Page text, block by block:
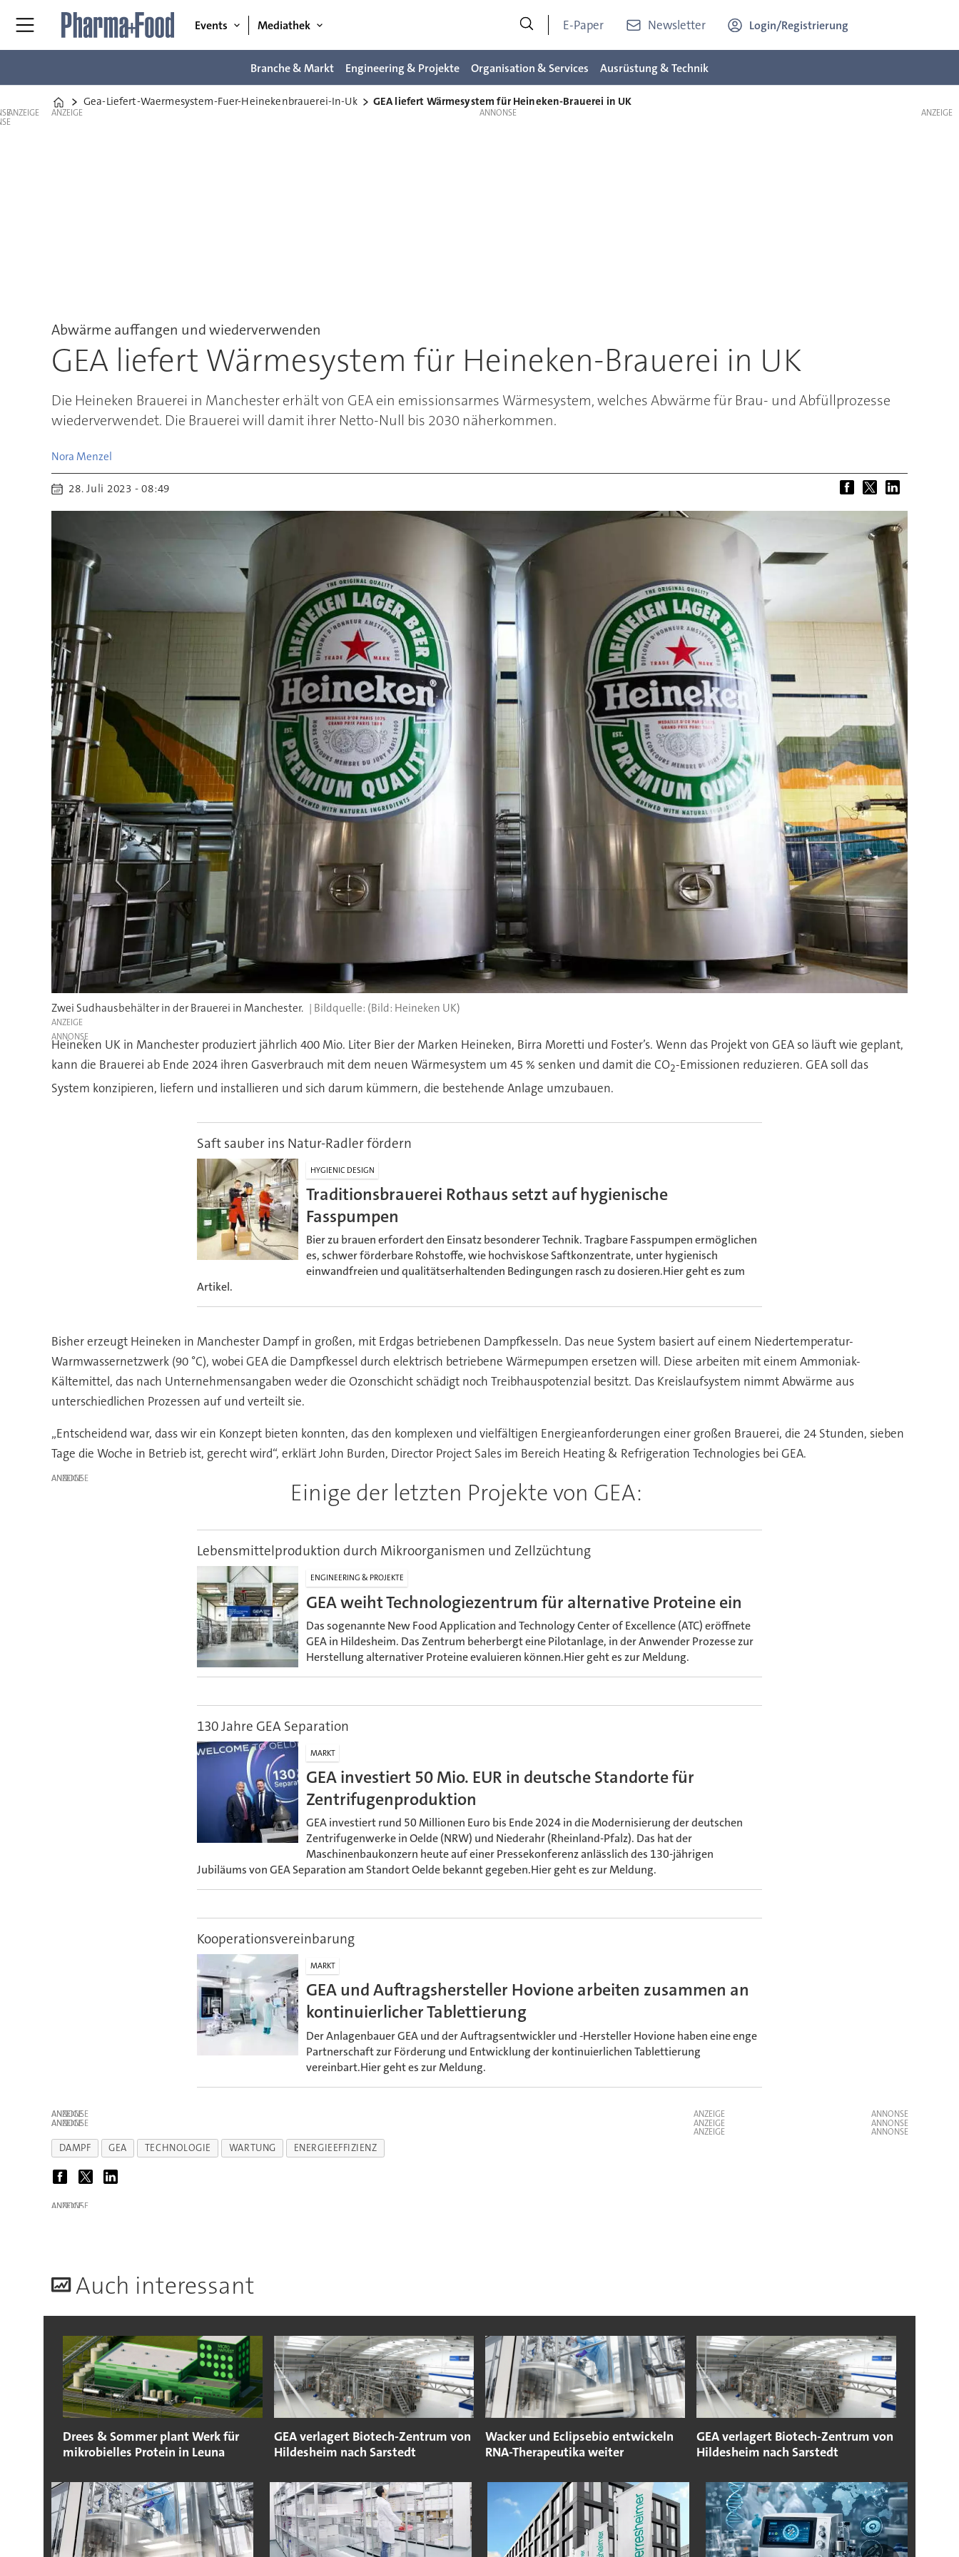
Events Mediathek E-Paper Newsletter Login/Registrierung
Branche & Markt Engineering & Projekte Organisation & Services Ausrüstung & Technik
Home
Gea-Liefert-Waermesystem-Fuer-Heinekenbrauerei-In-Uk GEA liefert Wärmesystem für Heineken-Brauerei in UK
ANZEIGE ANZEIGE
Abwärme auffangen und wiederverwenden
GEA liefert Wärmesystem für Heineken-Brauerei in UK
Die Heineken Brauerei in Manchester erhält von GEA ein emissionsarmes Wärmesystem, welches Abwärme für Brau- und Abfüllprozesse
wiederverwendet. Die Brauerei will damit ihrer Netto-Null bis 2030 näherkommen.
Nora Menzel
28. Juli 2023 - 08:49
Zwei Sudhausbehälter in der Brauerei in Manchester. (Bild: Heineken UK)
ANZEIGE
Heineken UK in Manchester produziert jährlich 400 Mio. Liter Bier der Marken Heineken, Birra Moretti und Foster’s. Wenn das Projekt von GEA so läuft wie geplant,
kann die Brauerei ab Ende 2024 ihren Gasverbrauch mit dem neuen Wärmesystem um 45 % senken und damit die CO2-Emissionen reduzieren. GEA soll das
System konzipieren, liefern und installieren und sich darum kümmern, die bestehende Anlage umzubauen.
Saft sauber ins Natur-Radler fördern
HYGIENIC DESIGN
Traditionsbrauerei Rothaus setzt auf hygienische
Fasspumpen
Bier zu brauen erfordert den Einsatz besonderer Technik. Tragbare Fasspumpen ermöglichen
es, schwer förderbare Rohstoffe, wie hochviskose Saftkonzentrate, unter hygienisch
einwandfreien und qualitätserhaltenden Bedingungen rasch zu dosieren.Hier geht es zum
Artikel.
Bisher erzeugt Heineken in Manchester Dampf in großen, mit Erdgas betriebenen Dampfkesseln. Das neue System basiert auf einem Niedertemperatur-
Warmwassernetzwerk (90 °C), wobei GEA die Dampfkessel durch elektrisch betriebene Wärmepumpen ersetzen will. Diese arbeiten mit einem Ammoniak-
Kältemittel, das nach Unternehmensangaben weder die Ozonschicht schädigt noch Treibhauspotenzial besitzt. Das Kreislaufsystem nimmt Abwärme aus
unterschiedlichen Prozessen auf und verteilt sie.
„Entscheidend war, dass wir ein Konzept bieten konnten, das den komplexen und vielfältigen Energieanforderungen einer großen Brauerei, die 24 Stunden, sieben
Tage die Woche in Betrieb ist, gerecht wird“, erklärt John Burden, Director Project Sales im Bereich Heating & Refrigeration Technologies bei GEA.
ANZEIGE Einige der letzten Projekte von GEA:
Lebensmittelproduktion durch Mikroorganismen und Zellzüchtung
ENGINEERING & PROJEKTE
GEA weiht Technologiezentrum für alternative Proteine ein
Das sogenannte New Food Application and Technology Center of Excellence (ATC) eröffnete
GEA in Hildesheim. Das Zentrum beherbergt eine Pilotanlage, in der Anwender Prozesse zur
Herstellung alternativer Proteine evaluieren können.Hier geht es zur Meldung.
130 Jahre GEA Separation
MARKT
GEA investiert 50 Mio. EUR in deutsche Standorte für
Zentrifugenproduktion
GEA investiert rund 50 Millionen Euro bis Ende 2024 in die Modernisierung der deutschen
Zentrifugenwerke in Oelde (NRW) und Niederahr (Rheinland-Pfalz). Das hat der
Maschinenbaukonzern heute auf einer Pressekonferenz anlässlich des 130-jährigen
Jubiläums von GEA Separation am Standort Oelde bekannt gegeben.Hier geht es zur Meldung.
Kooperationsvereinbarung
MARKT
GEA und Auftragshersteller Hovione arbeiten zusammen an
kontinuierlicher Tablettierung
Der Anlagenbauer GEA und der Auftragsentwickler und -Hersteller Hovione haben eine enge
Partnerschaft zur Förderung und Entwicklung der kontinuierlichen Tablettierung
vereinbart.Hier geht es zur Meldung.
ANZEIGE
ANZEIGE
ANZEIGE
ANZEIGE
ANZEIGE
DAMPF GEA TECHNOLOGIE WARTUNG ENERGIEEFFIZIENZ
ANZEIGE
Auch interessant
Drees & Sommer plant Werk für
mikrobielles Protein in Leuna
GEA verlagert Biotech-Zentrum von
Hildesheim nach Sarstedt
Wacker und Eclipsebio entwickeln
RNA-Therapeutika weiter
GEA verlagert Biotech-Zentrum von
Hildesheim nach Sarstedt
ANZEIGE